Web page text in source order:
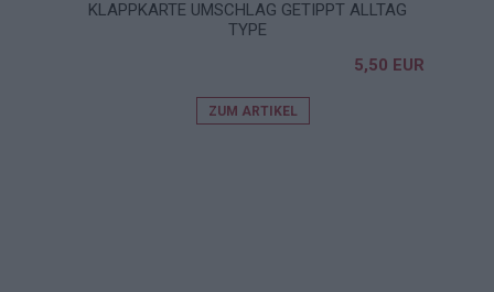
KLAPPKARTE UMSCHLAG GETIPPT ALLTAG
TYPE
5,50 EUR
ZUM ARTIKEL